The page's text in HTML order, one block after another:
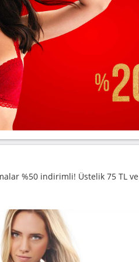
%50 indirimli! Üstelik 75 TL